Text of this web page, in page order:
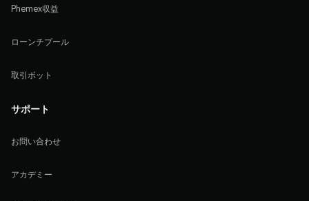
Phemex収益
ローンチプール
取引ボット
サポート
お問い合わせ
アカデミー